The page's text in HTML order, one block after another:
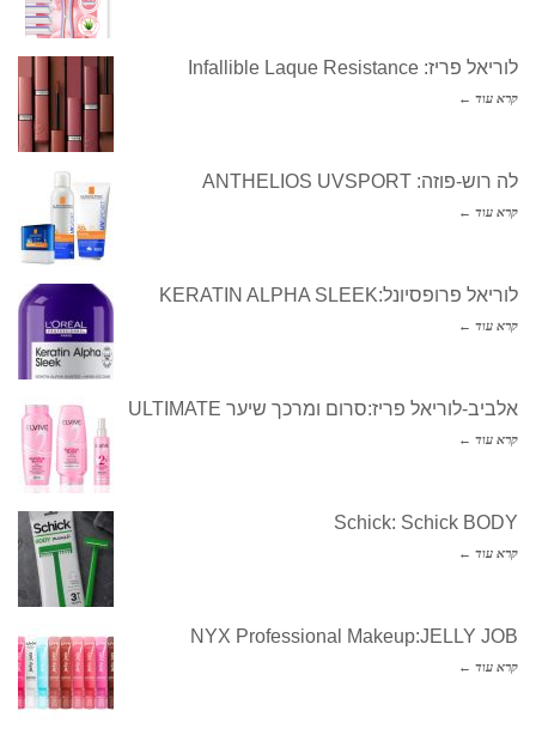
לוריאל פריז: Infallible Laque Resistance
קרא עוד ←
לה רוש-פוזה: ANTHELIOS UVSPORT
קרא עוד ←
לוריאל פרופסיונל:KERATIN ALPHA SLEEK
קרא עוד ←
אלביב-לוריאל פריז:סרום ומרכך שיער ULTIMATE
קרא עוד ←
Schick: Schick BODY
קרא עוד ←
NYX Professional Makeup:JELLY JOB
קרא עוד ←